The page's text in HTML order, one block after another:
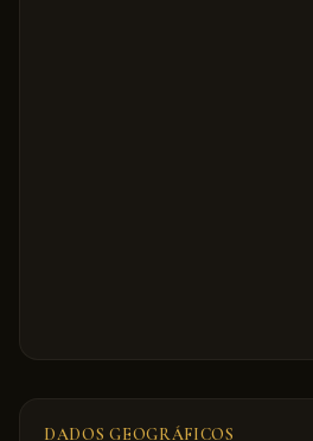
DADOS GEOGRÁFICOS